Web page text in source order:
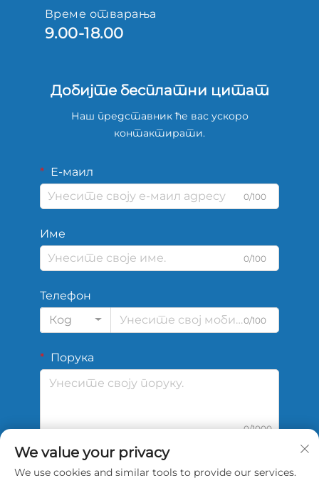
Време отварања
9.00-18.00
Добијте бесплатни цитат
Наш представник ће вас ускоро
контактирати.
Е-маил
0/100
Име
0/100
Телефон
Код
0/100
Порука
0/1000
Подај
We value your privacy
We use cookies and similar tools to provide our services.